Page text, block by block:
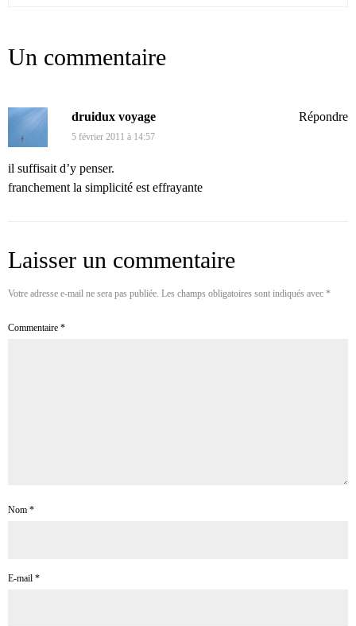
Un commentaire
druidux voyage
5 février 2011 à 14:57
il suffisait d’y penser.
franchement la simplicité est effrayante
Répondre
Laisser un commentaire
Votre adresse e-mail ne sera pas publiée. Les champs obligatoires sont indiqués avec *
Commentaire *
Nom *
E-mail *